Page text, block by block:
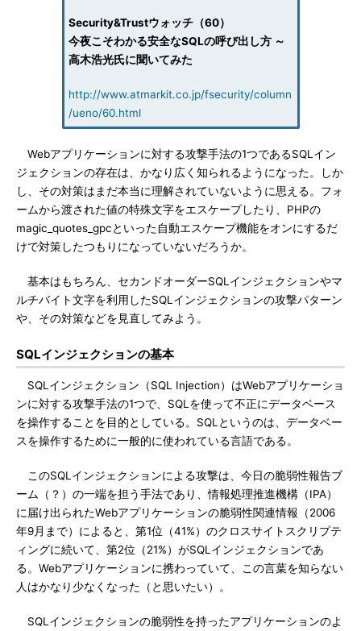
Security&Trustウォッチ（60）
今夜こそわかる安全なSQLの呼び出し方 ～
高木浩光氏に聞いてみた
http://www.atmarkit.co.jp/fsecurity/column
/ueno/60.html
Webアプリケーションに対する攻撃手法の1つであるSQLイン
ジェクションの存在は、かなり広く知られるようになった。しか
し、その対策はまだ本当に理解されていないように思える。フォ
ームから渡された値の特殊文字をエスケープしたり、PHPの
magic_quotes_gpcといった自動エスケープ機能をオンにするだ
けで対策したつもりになっていないだろうか。
基本はもちろん、セカンドオーダーSQLインジェクションやマ
ルチバイト文字を利用したSQLインジェクションの攻撃パターン
や、その対策などを見直してみよう。
SQLインジェクションの基本
SQLインジェクション（SQL Injection）はWebアプリケーショ
ンに対する攻撃手法の1つで、SQLを使って不正にデータベース
を操作することを目的としている。SQLというのは、データベー
スを操作するために一般的に使われている言語である。
このSQLインジェクションによる攻撃は、今日の脆弱性報告ブ
ーム（？）の一端を担う手法であり、情報処理推進機構（IPA）
に届け出られたWebアプリケーションの脆弱性関連情報（2006
年9月まで）によると、第1位（41%）のクロスサイトスクリプテ
ィングに続いて、第2位（21%）がSQLインジェクションであ
る。Webアプリケーションに携わっていて、この言葉を知らない
人はかなり少なくなった（と思いたい）。
SQLインジェクションの脆弱性を持ったアプリケーションのよ